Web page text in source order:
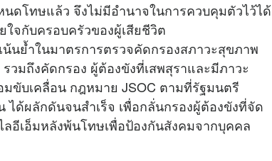
M
u
t
e
โทษแล้ว จึงไม่มีอำนาจในการควบคุมตัวไว้ได้
จกับครอบครัวของผู้เสียชีวิต
นย้ำในมาตรการตรวจคัดกรองสภาวะสุขภาพ
มถึงคัดกรอง ผู้ต้องขังที่เสพสุราและมีภาวะ
ขับเคลื่อน กฎหมาย JSOC ตามที่รัฐมนตรี
ด้ผลักดันจนสำเร็จ เพื่อกลั่นกรองผู้ต้องขังที่จัด
อีเอ็มหลังพ้นโทษเพื่อป้องกันสังคมจากบุคคล